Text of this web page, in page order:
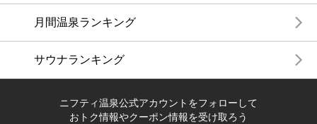
月間温泉ランキング
サウナランキング
ニフティ温泉公式アカウントをフォローして
おトク情報やクーポン情報を受け取ろう